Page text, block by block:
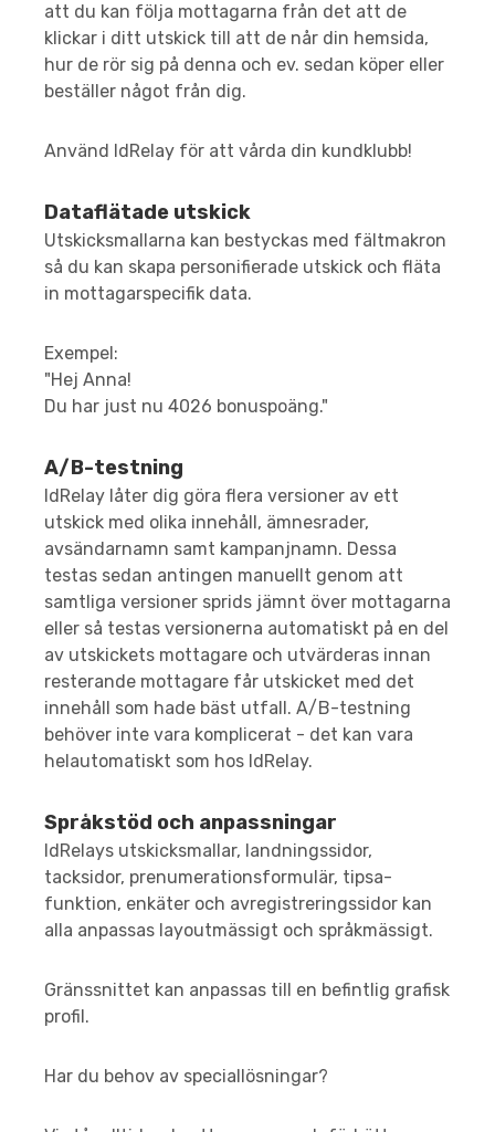
att du kan följa mottagarna från det att de
klickar i ditt utskick till att de når din hemsida,
hur de rör sig på denna och ev. sedan köper eller
beställer något från dig.
Använd IdRelay för att vårda din kundklubb!
Dataflätade utskick
Utskicksmallarna kan bestyckas med fältmakron
så du kan skapa personifierade utskick och fläta
in mottagarspecifik data.
Exempel:
"Hej Anna!
Du har just nu 4026 bonuspoäng."
A/B-testning
IdRelay låter dig göra flera versioner av ett
utskick med olika innehåll, ämnesrader,
avsändarnamn samt kampanjnamn. Dessa
testas sedan antingen manuellt genom att
samtliga versioner sprids jämnt över mottagarna
eller så testas versionerna automatiskt på en del
av utskickets mottagare och utvärderas innan
resterande mottagare får utskicket med det
innehåll som hade bäst utfall. A/B-testning
behöver inte vara komplicerat - det kan vara
helautomatiskt som hos IdRelay.
Språkstöd och anpassningar
IdRelays utskicksmallar, landningssidor,
tacksidor, prenumerationsformulär, tipsa-
funktion, enkäter och avregistreringssidor kan
alla anpassas layoutmässigt och språkmässigt.
Gränssnittet kan anpassas till en befintlig grafisk
profil.
Har du behov av speciallösningar?